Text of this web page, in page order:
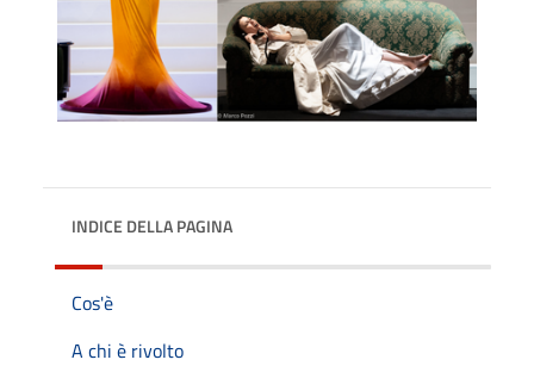
INDICE DELLA PAGINA
Cos'è
A chi è rivolto